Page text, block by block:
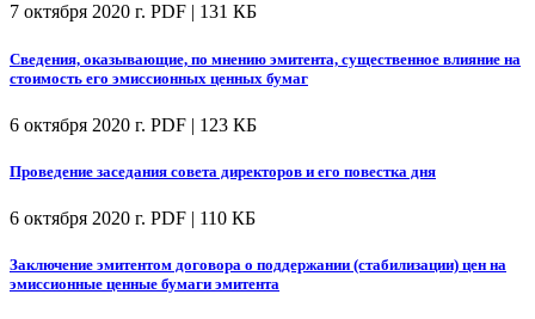
7 октября 2020 г. PDF | 131 КБ
Сведения, оказывающие, по мнению эмитента, существенное влияние на
стоимость его эмиссионных ценных бумаг
6 октября 2020 г. PDF | 123 КБ
Проведение заседания совета директоров и его повестка дня
6 октября 2020 г. PDF | 110 КБ
Заключение эмитентом договора о поддержании (стабилизации) цен на
эмиссионные ценные бумаги эмитента